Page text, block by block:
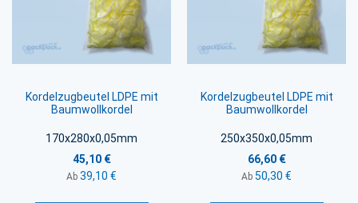
Kordelzugbeutel LDPE mit
Baumwollkordel
170x280x0,05mm
45,10 €
Ab 39,10 €
Kordelzugbeutel LDPE mit
Baumwollkordel
250x350x0,05mm
66,60 €
Ab 50,30 €